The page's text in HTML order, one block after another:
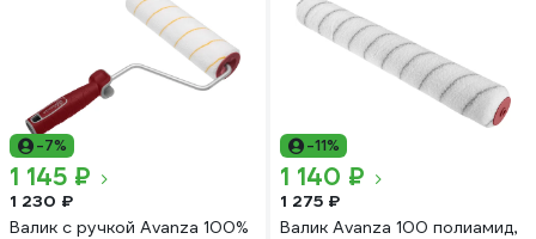
-7%
1 145 ₽
1 230 ₽
Валик с ручкой Avanza 100%
-11%
1 140 ₽
1 275 ₽
Валик Avanza 100 полиамид,